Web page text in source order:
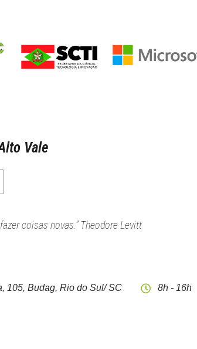
Vale
coisas novas.” Theodore Levitt
105, Budag, Rio do Sul/ SC 8h - 16h